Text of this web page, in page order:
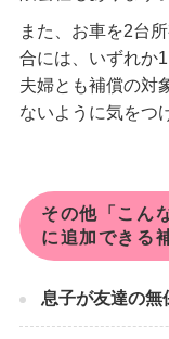
また、お車を2台
合には、いずれか
夫婦とも補償の対
ないように気をつ
その他「こん
に追加できる
息子が友達の無